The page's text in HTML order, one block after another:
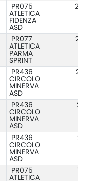
PR075
ATLETICA
FIDENZA
ASD
PR077
ATLETICA
PARMA
SPRINT
PR436
CIRCOLO
MINERVA
ASD
PR436
CIRCOLO
MINERVA
ASD
PR436
CIRCOLO
MINERVA
ASD
PR075
ATLETICA